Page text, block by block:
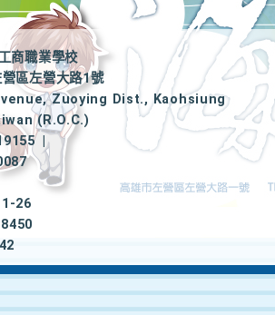
商職業學校
區左營大路1號
Zuoying Dist., Kaohsiung
(R.O.C.)
|
26